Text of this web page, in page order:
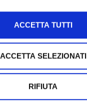
ACCETTA TUTTI
ACCETTA SELEZIONATI
RIFIUTA
16/10/2021 0 2.8K